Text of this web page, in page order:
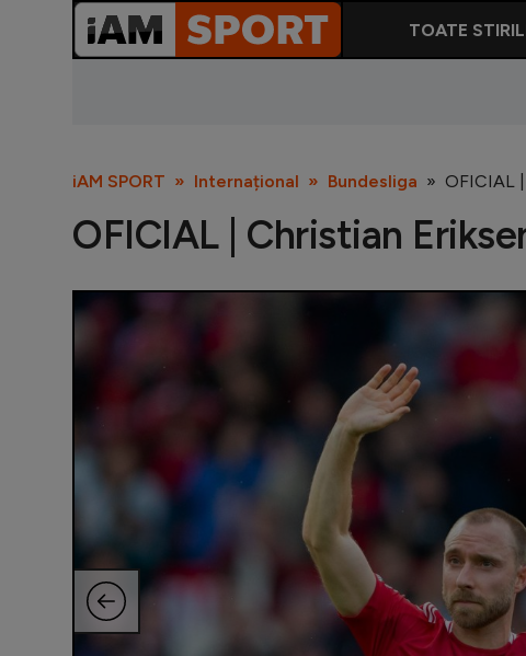
TOATE
iAM SPORT Internațional Bundesliga OFICIAL
OFICIAL | Christian